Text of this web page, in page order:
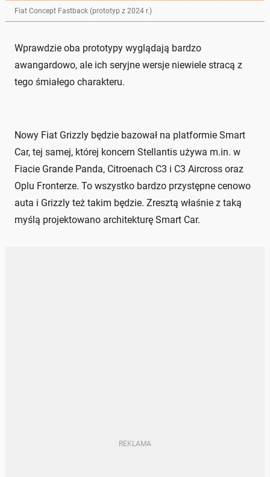
Fiat Concept Fastback (prototyp z 2024 r.)
Wprawdzie oba prototypy wyglądają bardzo
awangardowo, ale ich seryjne wersje niewiele stracą z
tego śmiałego charakteru.
Nowy Fiat Grizzly będzie bazował na platformie Smart
Car, tej samej, której koncern Stellantis używa m.in. w
Fiacie Grande Panda, Citroenach C3 i C3 Aircross oraz
Oplu Fronterze. To wszystko bardzo przystępne cenowo
auta i Grizzly też takim będzie. Zresztą właśnie z taką
myślą projektowano architekturę Smart Car.